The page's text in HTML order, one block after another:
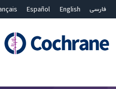
فارسی English
Español